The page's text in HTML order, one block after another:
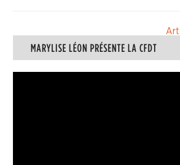
Navigation
des
articles
MARYLISE LÉON PRÉSENTE LA CFDT